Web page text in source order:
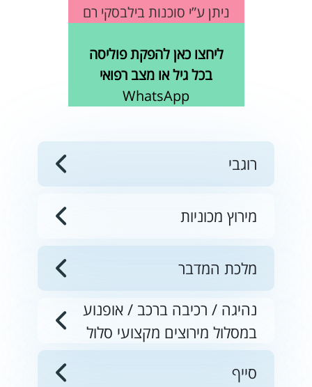
רוגבי
מירוץ מכוניות
מלכת המדבר
נהיגה / רכיבה ברכב / אופנוע
במסלול מירוצים מקצועי סלול
סייף
ניתן ע”י סוכנות בילבסקי רם
ליחצו כאן להפקת פוליסה
בכל גיל או מצב רפואי
WhatsApp